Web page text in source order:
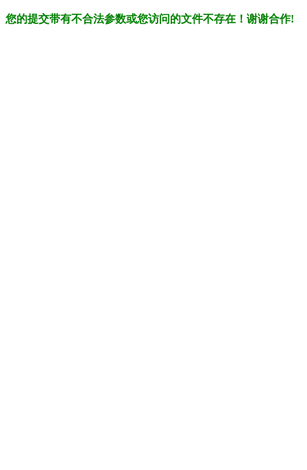
您的提交带有不合法参数或您访问的文件不存在！谢谢合作!